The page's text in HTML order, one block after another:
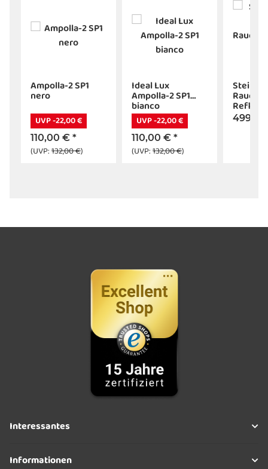
Ampolla-2 SP1
nero
UVP -22,00 €
110,00 € *
(UVP:132,00 €)
Ideal Lux
Ampolla-2 SP1
bianco
UVP -22,00 €
110,00 € *
(UVP:132,00 €)
schwarz
Interessantes
Informationen